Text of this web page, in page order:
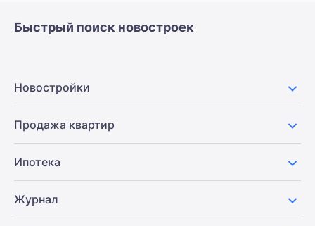
Быстрый поиск новостроек
Новостройки
Продажа квартир
Ипотека
Журнал